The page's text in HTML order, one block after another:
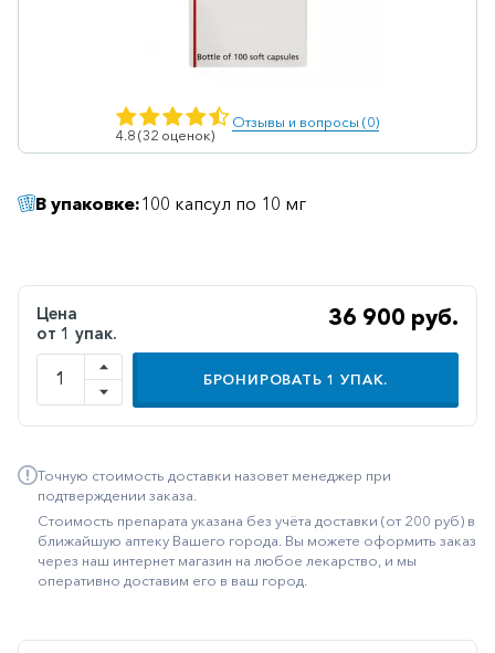
Гематологические
Гинекология
Дерматологические
Диабетические
Иммунодепрессанты
Иммуностимуляторы
Климактерические
Минеральный
4.8 (32 оценок)
Отзывы и вопросы (0)
В упаковке:100 капсул по 10 мг
Цена
от 1 упак.
36 900 руб.
БРОНИРОВАТЬ 1 УПАК.
Точную стоимость доставки назовет менеджер при
подтверждении заказа.
Стоимость препарата указана без учёта доставки (от 200 руб) в
ближайшую аптеку Вашего города. Вы можете оформить заказ
через наш интернет магазин на любое лекарство, и мы
оперативно доставим его в ваш город.